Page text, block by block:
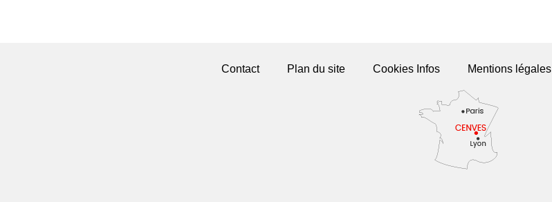
Contact Plan du site Cookies Infos Mentions légales